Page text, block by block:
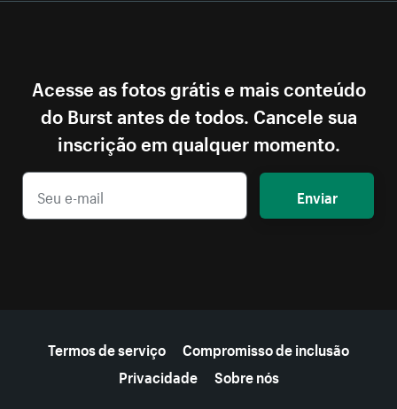
Acesse as fotos grátis e mais conteúdo
do Burst antes de todos. Cancele sua
inscrição em qualquer momento.
Enviar
Termos de serviço
Compromisso de inclusão
Privacidade
Sobre nós